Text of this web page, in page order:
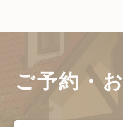
ご予約・